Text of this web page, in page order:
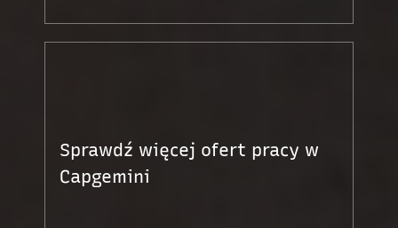
Sprawdź więcej ofert pracy w
Capgemini